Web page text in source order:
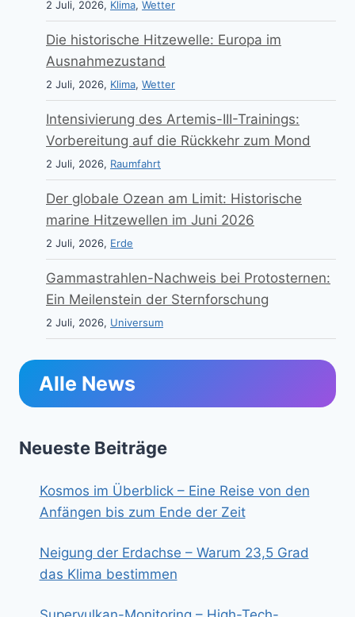
2 Juli, 2026, Klima, Wetter
Die historische Hitzewelle: Europa im
Ausnahmezustand
2 Juli, 2026, Klima, Wetter
Intensivierung des Artemis-III-Trainings:
Vorbereitung auf die Rückkehr zum Mond
2 Juli, 2026, Raumfahrt
Der globale Ozean am Limit: Historische
marine Hitzewellen im Juni 2026
2 Juli, 2026, Erde
Gammastrahlen-Nachweis bei Protosternen:
Ein Meilenstein der Sternforschung
2 Juli, 2026, Universum
Alle News
Neueste Beiträge
Kosmos im Überblick – Eine Reise von den
Anfängen bis zum Ende der Zeit
Neigung der Erdachse – Warum 23,5 Grad
das Klima bestimmen